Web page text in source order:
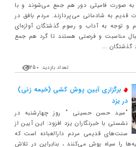
صورت فامیلی دور هم جمع می‌شوند و با
به شادمانی می‌پردازند. مردم بافق در
و توجه به آداب و رسوم گذشتگان آوازه‌ای
مناسبت و فرصتی هستند تا گرد هم جمع
گذشتگان ...
تعداد بازدید: 3250
برگزاری آیین پوش کشی (خیمه زنی)
در یزد
"سید حسن حسینی " روز چهارشنبه در
نشستی با خبرنگاران یزد افزود: این آیین از
سنت‌های قدیمی مردم دارالعباده است که
را سیاه پوش می‌کنند ، بنابراین در تلاش